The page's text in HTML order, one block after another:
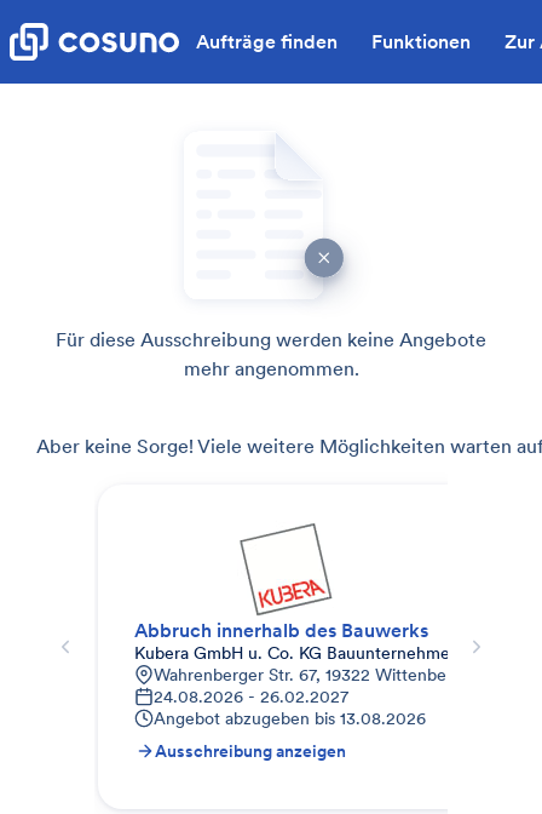
Aufträge finden Funktionen Zur
Für diese Ausschreibung werden keine Angebote
mehr angenommen.
Aber keine Sorge! Viele weitere Möglichkeiten warten
Abbruch innerhalb des Bauwerks
Kubera GmbH u. Co. KG Bauunternehmen
Wahrenberger Str. 67, 19322 Wittenberge,
24.08.2026 - 26.02.2027
Angebot abzugeben bis 13.08.2026
Ausschreibung anzeigen